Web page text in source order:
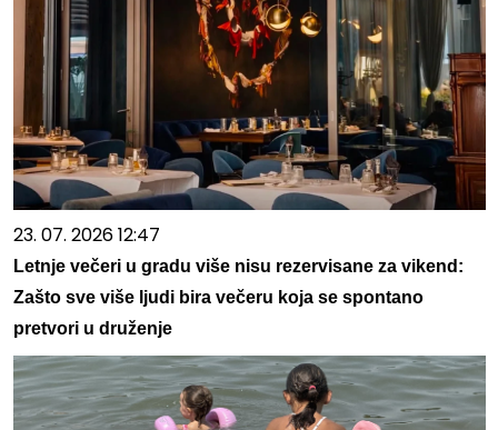
23. 07. 2026 12:47
Letnje večeri u gradu više nisu rezervisane za vikend:
Zašto sve više ljudi bira večeru koja se spontano
pretvori u druženje